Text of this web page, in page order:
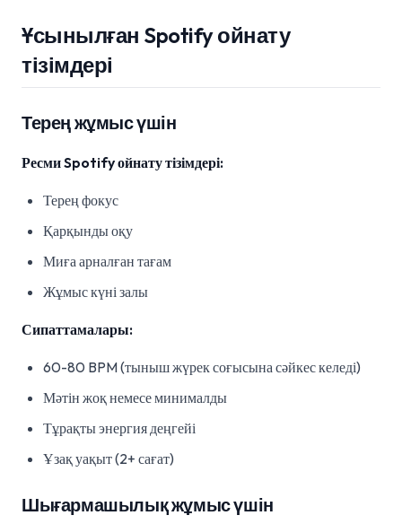
Ұсынылған Spotify ойнату
тізімдері
Терең жұмыс үшін
Ресми Spotify ойнату тізімдері:
Терең фокус
Қарқынды оқу
Миға арналған тағам
Жұмыс күні залы
Сипаттамалары:
60-80 BPM (тыныш жүрек соғысына сәйкес келеді)
Мәтін жоқ немесе минималды
Тұрақты энергия деңгейі
Ұзақ уақыт (2+ сағат)
Шығармашылық жұмыс үшін